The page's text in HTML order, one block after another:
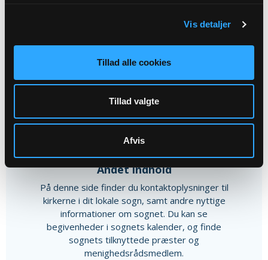
Vis detaljer
Tillad alle cookies
Tillad valgte
Afvis
Andet indhold
På denne side finder du kontaktoplysninger til
kirkerne i dit lokale sogn, samt andre nyttige
informationer om sognet. Du kan se
begivenheder i sognets kalender, og finde
sognets tilknyttede præster og
menighedsrådsmedlem.